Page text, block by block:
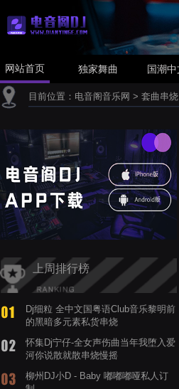
网站首页 独家舞曲 国潮
目前位置： 电音阁音乐网 > 套曲串烧
上周排行榜
Dj细粒 全中文国粤语Club音乐黎明前
的黑暗多元素私货串烧
怀集Dj宁仔-全女声伤曲当年我堕入爱
河你说散就散串烧慢摇
柳州DJ小D - Baby 嘟嘟嘟哑私人订